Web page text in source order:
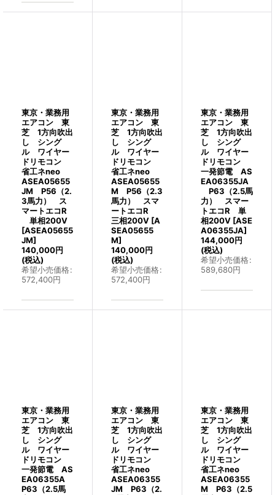
東京・業務用
エアコン 東
芝 1方向吹出
し シング
ル ワイヤー
ドリモコン
省工ネneo
ASEA05655
JM P56（2.
3馬力） ス
マートエコR
単相200V
[ASEA05655
JM]
140,000円
(税込)
希望小売価格:
572,400円
東京・業務用
エアコン 東
芝 1方向吹出
し シング
ル ワイヤー
ドリモコン
省工ネneo
ASEA05655
M P56（2.3
馬力） スマ
ートエコR
三相200V [A
SEA05655
M]
140,000円
(税込)
希望小売価格:
572,400円
東京・業務用
エアコン 東
芝 1方向吹出
し シング
ル ワイヤー
ドリモコン
一発節電 AS
EA06355JA
P63（2.5馬
力） スマー
トエコR 単
相200V [ASE
A06355JA]
144,000円
(税込)
希望小売価格:
589,680円
東京・業務用
エアコン 東
芝 1方向吹出
し シング
ル ワイヤー
ドリモコン
一発節電 AS
EA06355A
P63（2.5馬
東京・業務用
エアコン 東
芝 1方向吹出
し シング
ル ワイヤー
ドリモコン
省工ネneo
ASEA06355
JM P63（2.
東京・業務用
エアコン 東
芝 1方向吹出
し シング
ル ワイヤー
ドリモコン
省工ネneo
ASEA06355
M P63（2.5